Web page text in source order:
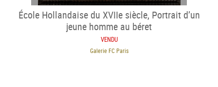
École Hollandaise du XVIIe siècle, Portrait d’un
jeune homme au béret
VENDU
Galerie FC Paris